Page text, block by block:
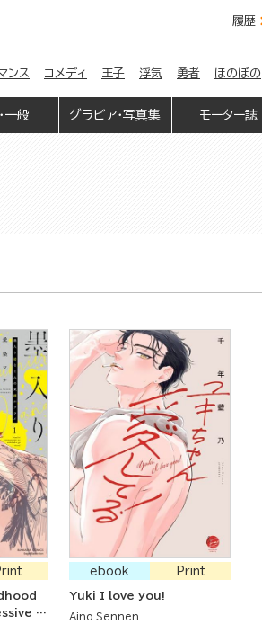
履歴
ンス コメディ 王子 浮気 勇者 ほのぼの
一般 グラビア・写真集 モーター誌
It
ebook Print
Yuki I love you!
Aino Sennen